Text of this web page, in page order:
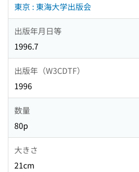
東京 : 東海大学出版会
出版年月日等
1996.7
出版年（W3CDTF）
1996
数量
80p
大きさ
21cm